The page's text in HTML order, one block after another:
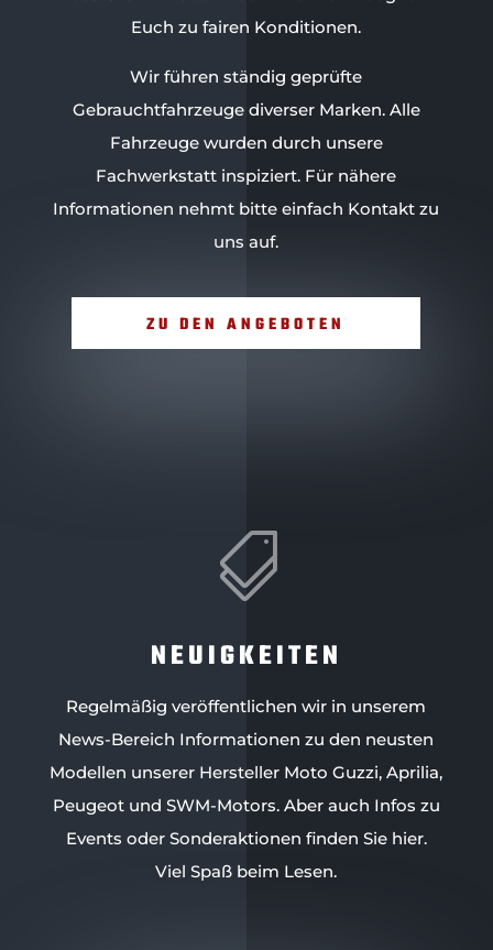
Euch zu fairen Konditionen.
Wir führen ständig geprüfte
Gebrauchtfahrzeuge diverser Marken. Alle
Fahrzeuge wurden durch unsere
Fachwerkstatt inspiziert. Für nähere
Informationen nehmt bitte einfach Kontakt zu
uns auf.
ZU DEN ANGEBOTEN

NEUIGKEITEN
Regelmäßig veröffentlichen wir in unserem
News-Bereich Informationen zu den neusten
Modellen unserer Hersteller Moto Guzzi, Aprilia,
Peugeot und SWM-Motors. Aber auch Infos zu
Events oder Sonderaktionen finden Sie hier.
Viel Spaß beim Lesen.